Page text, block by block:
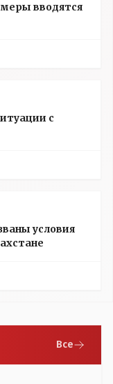
вводятся
с
условия
Все